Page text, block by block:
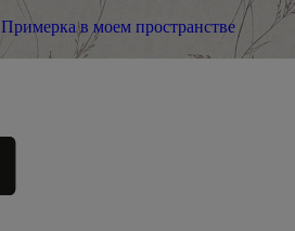
Примерка в моем пространстве